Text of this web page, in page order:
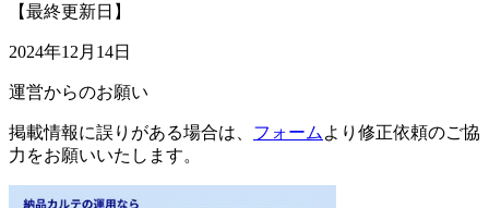
【最終更新日】
2024年12月14日
運営からのお願い
掲載情報に誤りがある場合は、 フォーム より修正依頼のご協
力をお願いいたします。